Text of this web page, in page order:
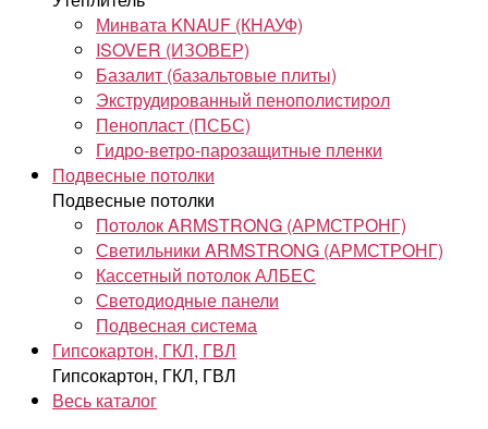
Минвата KNAUF (КНАУФ)
ISOVER (ИЗОВЕР)
Базалит (базальтовые плиты)
Экструдированный пенополистирол
Пенопласт (ПСБС)
Гидро-ветро-парозащитные пленки
Подвесные потолки
Подвесные потолки
Потолок ARMSTRONG (АРМСТРОНГ)
Светильники ARMSTRONG (АРМСТРОНГ)
Кассетный потолок АЛБЕС
Светодиодные панели
Подвесная система
Гипсокартон, ГКЛ, ГВЛ
Гипсокартон, ГКЛ, ГВЛ
Весь каталог